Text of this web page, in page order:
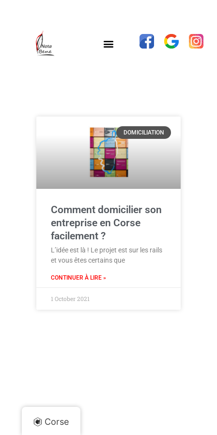
DOMICILIATION
Comment domicilier son
entreprise en Corse
facilement ?
L’idée est là ! Le projet est sur les rails
et vous êtes certains que
CONTINUER À LIRE »
1 October 2021
Corse